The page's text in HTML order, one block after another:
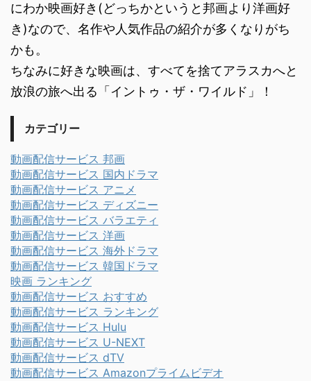
にわか映画好き(どっちかというと邦画より洋画好
き)なので、名作や人気作品の紹介が多くなりがち
かも。
ちなみに好きな映画は、すべてを捨てアラスカへと
放浪の旅へ出る「イントゥ・ザ・ワイルド」！
カテゴリー
動画配信サービス 邦画
動画配信サービス 国内ドラマ
動画配信サービス アニメ
動画配信サービス ディズニー
動画配信サービス バラエティ
動画配信サービス 洋画
動画配信サービス 海外ドラマ
動画配信サービス 韓国ドラマ
映画 ランキング
動画配信サービス おすすめ
動画配信サービス ランキング
動画配信サービス Hulu
動画配信サービス U-NEXT
動画配信サービス dTV
動画配信サービス Amazonプライムビデオ